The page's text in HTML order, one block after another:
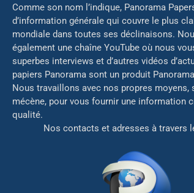
Comme son nom l’indique, Panorama
d’information générale qui couvre le plus
mondiale dans toutes ses déclinaisons.
également une chaîne YouTube où nous
superbes interviews et d’autres vidéos
papiers Panorama sont un produit
Nous travaillons avec nos propres moyens,
mécène, pour vous fournir une information
qualité.
Nos contacts et adresses à travers